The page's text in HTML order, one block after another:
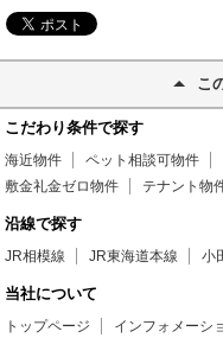
こ
こだわり条件で探す
海近物件 ペット相談可物件
敷金礼金ゼロ物件
テナント物
沿線で探す
JR相模線 JR東海道本線 小
当社について
トップページ インフォメーシ